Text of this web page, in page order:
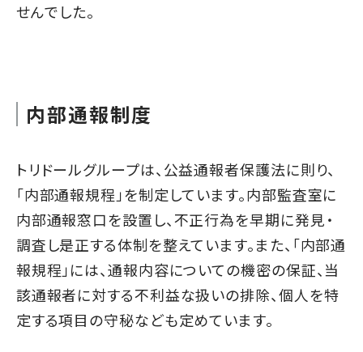
せんでした。
内部通報制度
トリドールグループは、公益通報者保護法に則り、
「内部通報規程」を制定しています。内部監査室に
内部通報窓口を設置し、不正行為を早期に発見・
調査し是正する体制を整えています。また、「内部通
報規程」には、通報内容についての機密の保証、当
該通報者に対する不利益な扱いの排除、個人を特
定する項目の守秘なども定めています。